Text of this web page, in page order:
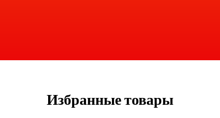
Избранные товары